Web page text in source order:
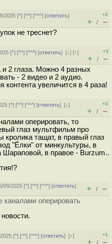
2025 [^] [^^] [^^^] [ответить]
+2
+ / –
не треснет?
[^] [^^] [^^^] [ответить][↓] [↑]
+3
+ / –
2 глаза. Можно 4 разных
- 2 видео и 2 аудио.
контента увеличится в 4 раза!
[^] [^^] [^^^] [ответить][↓]
+3
+ / –
оперировать, то
глаз мультфильм про
кролика тащат, в правый глаз
"Ёлки" от минкультуры, в
Шараповой, в правое - Burzum..
09/2025 [^] [^^] [^^^] [ответить]
+ / –
каналами оперировать
[^] [^^] [^^^] [ответить][↑]
+1
+ / –